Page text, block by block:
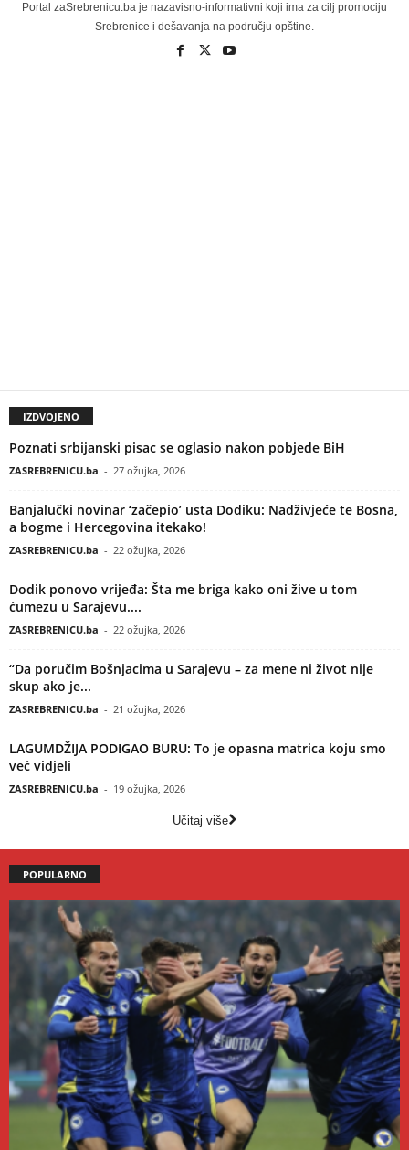
Portal zaSrebrenicu.ba je nazavisno-informativni koji ima za cilj promociju
Srebrenice i dešavanja na području opštine.
IZDVOJENO
Poznati srbijanski pisac se oglasio nakon pobjede BiH
ZASREBRENICU.ba - 27 ožujka, 2026
Banjalučki novinar ‘začepio’ usta Dodiku: Nadživjeće te Bosna,
a bogme i Hercegovina itekako!
ZASREBRENICU.ba - 22 ožujka, 2026
Dodik ponovo vrijeđa: Šta me briga kako oni žive u tom
ćumezu u Sarajevu....
ZASREBRENICU.ba - 22 ožujka, 2026
“Da poručim Bošnjacima u Sarajevu – za mene ni život nije
skup ako je...
ZASREBRENICU.ba - 21 ožujka, 2026
LAGUMDŽIJA PODIGAO BURU: To je opasna matrica koju smo
već vidjeli
ZASREBRENICU.ba - 19 ožujka, 2026
Učitaj više
POPULARNO